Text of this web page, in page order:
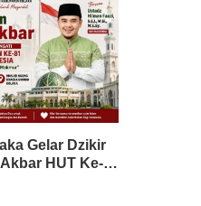
Gelar Dzikir
HUT Ke-
Dai Nasional